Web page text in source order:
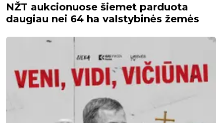
NŽT aukcionuose šiemet parduota
daugiau nei 64 ha valstybinės žemės